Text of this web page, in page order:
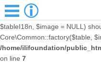
Warning: Declaration of
$tableI18n, $image = NULL)
Core\Common::factory($table,
/home/ilifoundation/
on line 7